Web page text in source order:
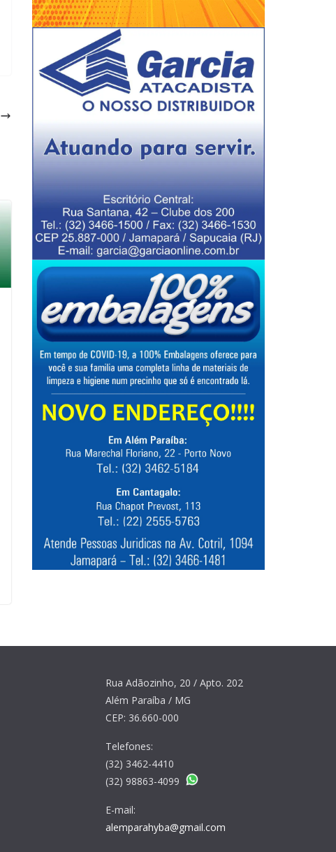
Rua Adãozinho, 20 / Apto. 202
Além Paraíba / MG
CEP: 36.660-000
Telefones:
(32) 3462-4410
(32) 98863-4099
E-mail:
alemparahyba@gmail.com